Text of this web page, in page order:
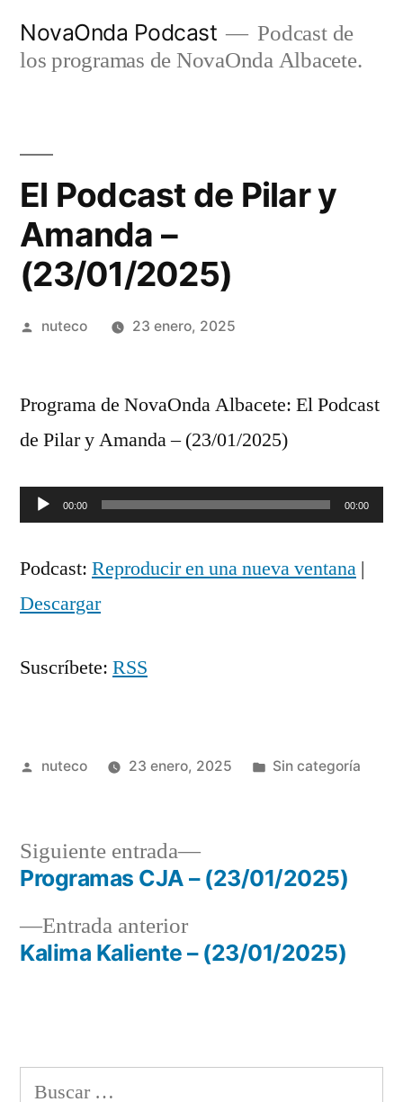
NovaOnda Podcast
Podcast de
los programas de NovaOnda Albacete.
El Podcast de Pilar y
Amanda –
(23/01/2025)
Publicada
nuteco 23 enero, 2025
Programa de NovaOnda Albacete: El Podcast
de Pilar y Amanda – (23/01/2025)
Reproductor
audio
00:00 00:00
Podcast: Reproducir en una nueva ventana |
Descargar
Suscríbete: RSS
Publicada
nuteco 23 enero, 2025
Publicada
Sin categoría
Navegación
deEntrada anteriorEntrada
anterior:
Kalima Kaliente – (23/01/2025)
Siguiente entrada
Siguiente
entrada:
Programas CJA – (23/01/2025)
Buscar: